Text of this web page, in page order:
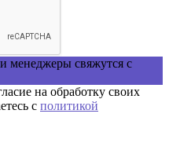
менеджеры свяжутся с
на обработку своих
с политикой